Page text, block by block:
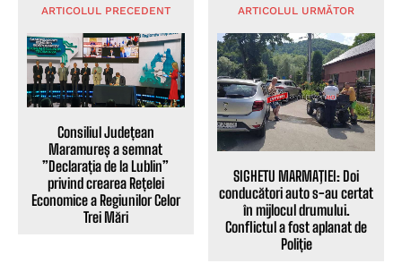
ARTICOLUL PRECEDENT
Consiliul Județean
Maramureș a semnat
”Declarația de la Lublin”
privind crearea Rețelei
Economice a Regiunilor Celor
Trei Mări
ARTICOLUL URMĂTOR
SIGHETU MARMAŢIEI: Doi
conducători auto s-au certat
în mijlocul drumului.
Conflictul a fost aplanat de
Poliție